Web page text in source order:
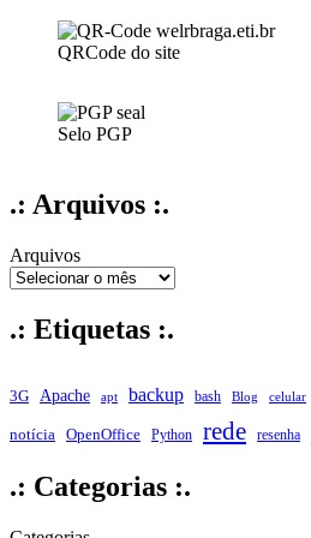
QRCode do site
Selo PGP
.: Arquivos :.
Arquivos
.: Etiquetas :.
3G Apache apt backup bash Blog celular
notícia OpenOffice Python rede resenha
.: Categorias :.